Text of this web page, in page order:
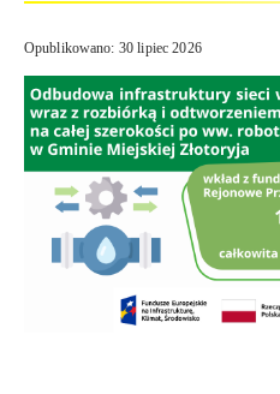
Opublikowano: 30 lipiec 2026